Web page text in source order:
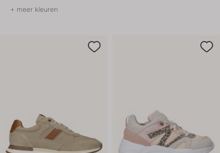
+ meer kleuren